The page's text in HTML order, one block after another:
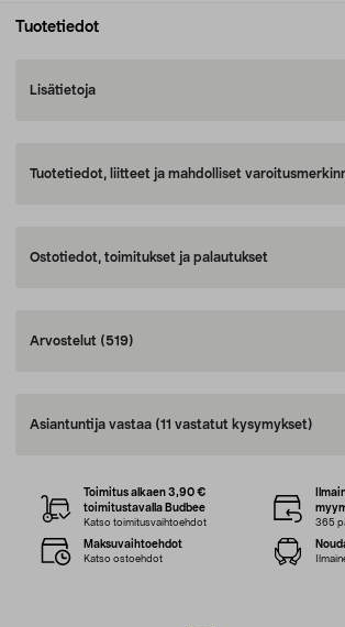
Tuotetiedot
Lisätietoja
Tuotetiedot, liitteet ja mahdolliset
Ostotiedot, toimitukset ja palautukset
Arvostelut (519)
Asiantuntija vastaa (11 vastatut kysymykset)
Toimitus alkaen 3,90 €
toimitustavalla Budbee
Katso toimitusvaihtoehdot 365
Maksuvaihtoehdot
Katso ostoehdot